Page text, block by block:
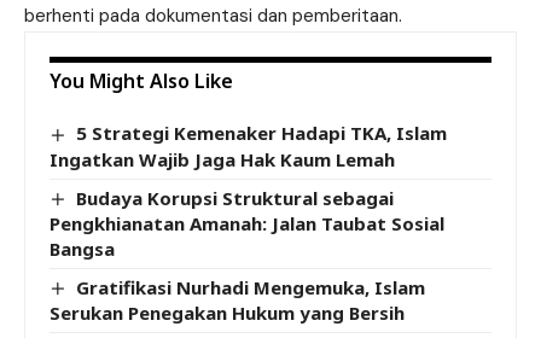
berhenti pada dokumentasi dan pemberitaan.
You Might Also Like
5 Strategi Kemenaker Hadapi TKA, Islam
Ingatkan Wajib Jaga Hak Kaum Lemah
Budaya Korupsi Struktural sebagai
Pengkhianatan Amanah: Jalan Taubat Sosial
Bangsa
Gratifikasi Nurhadi Mengemuka, Islam
Serukan Penegakan Hukum yang Bersih